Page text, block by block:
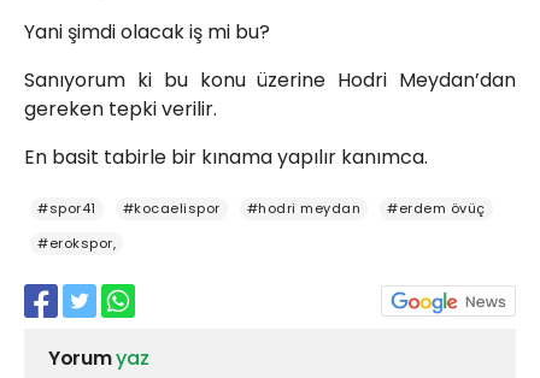
Yani şimdi olacak iş mi bu?
Sanıyorum ki bu konu üzerine Hodri Meydan’dan
gereken tepki verilir.
En basit tabirle bir kınama yapılır kanımca.
#spor41 #kocaelispor #hodri meydan
#erdem övüç
#erokspor,
Yorumyaz